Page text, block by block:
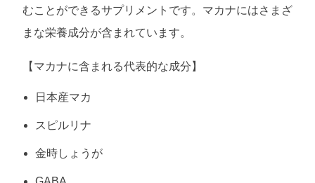
むことができるサプリメントです。マカナにはさまざ
まな栄養成分が含まれています。
【マカナに含まれる代表的な成分】
日本産マカ
スピルリナ
金時しょうが